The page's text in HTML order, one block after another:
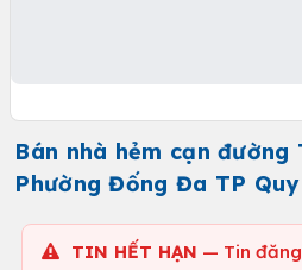
Bán nhà hẻm cạn đường
Phường Đống Đa TP
TIN HẾT HẠN — Tin